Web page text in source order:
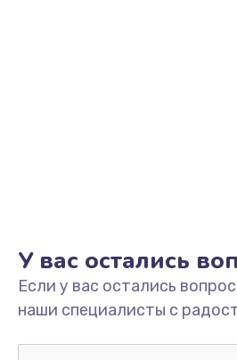
Замена
995 руб.
Заказать
Замена шлейфа
У вас остались
Если у вас остались
наши специалисты с